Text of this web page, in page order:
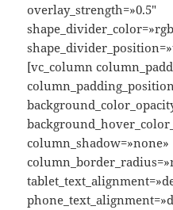
overlay_strength=»0.5″
[vc_column
column_shadow=»none»